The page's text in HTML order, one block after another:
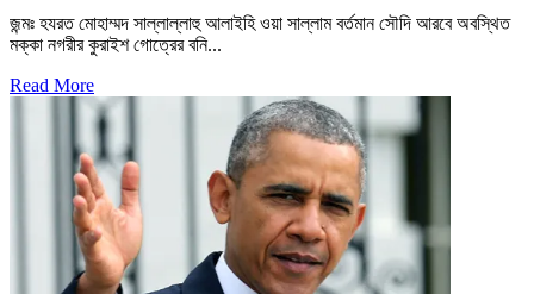
জন্মঃ হযরত মোহাম্মদ সাল্লাল্লাহু আলাইহি ওয়া সাল্লাম বর্তমান সৌদি আরবে অবস্থিত
মক্কা নগরীর কুরাইশ গোত্রের বনি...
Read More